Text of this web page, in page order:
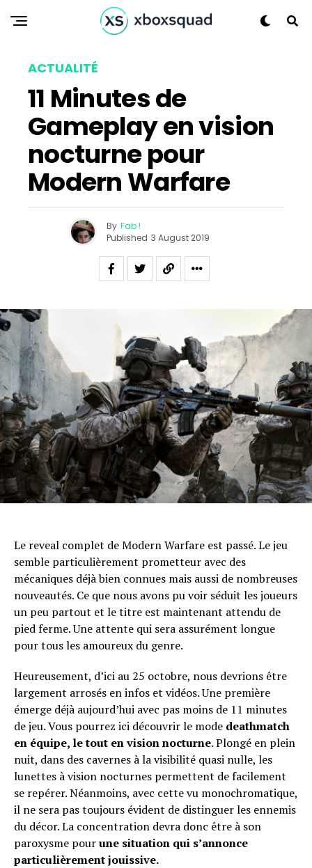
ACTUALITÉ
11 Minutes de
Gameplay en vision
nocturne pour
Modern Warfare
By Fab !
Published 3 August 2019
Le reveal complet de Modern Warfare est passé. Le jeu
semble particulièrement prometteur avec des
mécaniques déjà bien connues mais aussi de nombreuses
nouveautés. Ce que nous avons pu voir séduit les joueurs
un peu partout et le titre est maintenant attendu de
pied ferme. Une attente qui sera assurément longue
pour tous les amoureux du genre.
Heureusement, d’ici au 25 octobre, nous devrions être
largement arrosés en infos et vidéos. Une première
émerge déjà aujourd’hui avec pas moins de 11 minutes
de jeu. Vous pourrez ici découvrir le mode deathmatch
en équipe, le tout en vision nocturne. Plongé en plein
nuit, dans des cavernes à la visibilité quasi nulle, les
lunettes à vision nocturnes permettent de facilement
se repérer. Néanmoins, avec cette vu monochromatique,
il ne sera pas toujours évident de distinguer les ennemis
du décor. La concentration devra donc être à son
paroxysme pourune situation qui s’annonce
particulièrement jouissive.
Flipboard
Reddit
Whatsapp
Email